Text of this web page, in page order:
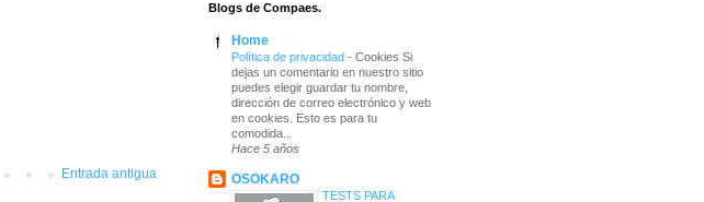
Entrada antigua
Blogs de Compaes.
Home
Política de privacidad - Cookies Si
dejas un comentario en nuestro sitio
puedes elegir guardar tu nombre,
dirección de correo electrónico y web
en cookies. Esto es para tu
comodida...
Hace 5 años
OSOKARO
TESTS PARA